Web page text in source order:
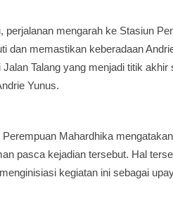
perjalanan mengarah ke Stasiun
dan memastikan keberadaan
Jalan Talang yang menjadi titik
Yunus.
Perempuan Mahardhika
pasca kejadian tersebut. Hal
kegiatan ini sebagai